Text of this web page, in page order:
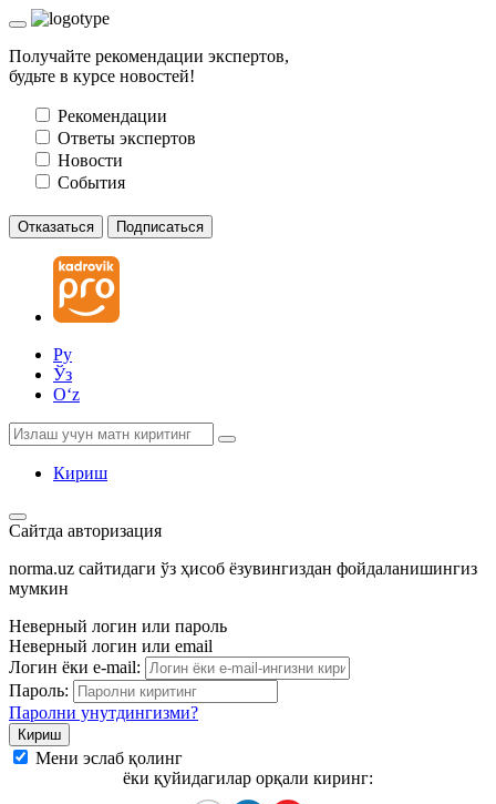
Получайте рекомендации экспертов,
будьте в курсе новостей!
Рекомендации
Ответы экспертов
Новости
События
Отказаться Подписаться
Ру
Ўз
Oʻz
Кириш
Сайтда авторизация
norma.uz сайтидаги ўз ҳисоб ёзувингиздан фойдаланишингиз
мумкин
Неверный логин или пароль
Неверный логин или email
Логин ёки e-mail:
Пароль:
Паролни унутдингизми?
Мени эслаб қолинг
ёки қуйидагилар орқали киринг: